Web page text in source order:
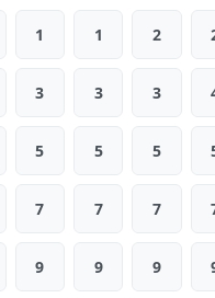
1 1 2
3 3 3
5 5 5
7 7 7
9 9 9